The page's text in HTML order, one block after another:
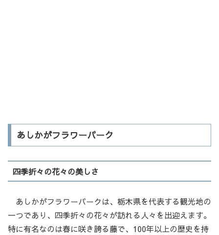
あしかがフラワーパーク
四季折々の花々の美しさ
あしかがフラワーパークは、栃木県を代表する観光地の
一つであり、四季折々の花々が訪れる人々を出迎えます。
特に有名なのは春に咲き誇る藤で、100年以上の歴史を持